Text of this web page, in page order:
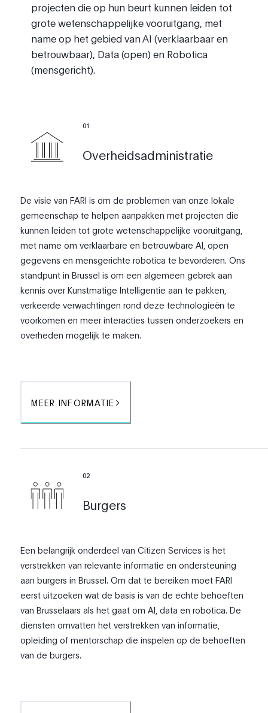
projecten die op hun beurt kunnen leiden tot
grote wetenschappelijke vooruitgang, met
name op het gebied van AI (verklaarbaar en
betrouwbaar), Data (open) en Robotica
(mensgericht).
01
Overheidsadministratie
De visie van FARI is om de problemen van onze lokale
gemeenschap te helpen aanpakken met projecten die
kunnen leiden tot grote wetenschappelijke vooruitgang,
met name om verklaarbare en betrouwbare AI, open
gegevens en mensgerichte robotica te bevorderen. Ons
standpunt in Brussel is om een algemeen gebrek aan
kennis over Kunstmatige Intelligentie aan te pakken,
verkeerde verwachtingen rond deze technologieën te
voorkomen en meer interacties tussen onderzoekers en
overheden mogelijk te maken.
MEER INFORMATIE
02
Burgers
Een belangrijk onderdeel van Citizen Services is het
verstrekken van relevante informatie en ondersteuning
aan burgers in Brussel. Om dat te bereiken moet FARI
eerst uitzoeken wat de basis is van de echte behoeften
van Brusselaars als het gaat om AI, data en robotica. De
diensten omvatten het verstrekken van informatie,
opleiding of mentorschap die inspelen op de behoeften
van de burgers.